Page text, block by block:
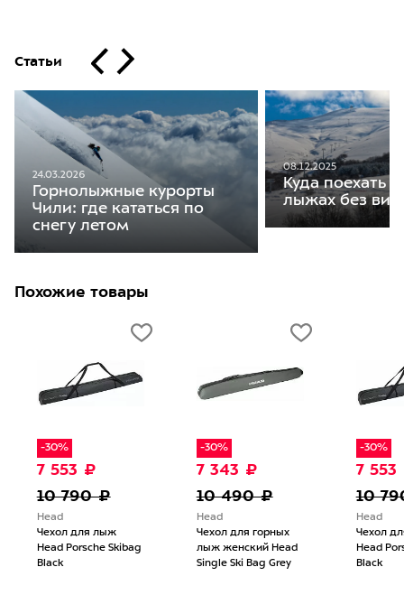
Статьи
24.03.2026
Горнолыжные курорты
Чили: где кататься по
снегу летом
08.12.2025
Куда поехать
лыжах без
Похожие товары
-30%
7 553 ₽
10 790 ₽
Head
Чехол для лыж
Head Porsche Skibag
Black
-30%
7 343 ₽
10 490 ₽
Head
Чехол для горных
лыж женский Head
Single Ski Bag Grey
-30%
7 553
10
Head
Чехол
Head
Black